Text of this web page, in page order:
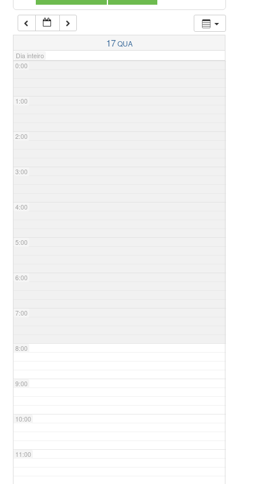
17QUA
Dia inteiro
0:00
1:00
2:00
3:00
4:00
5:00
6:00
7:00
8:00
9:00
10:00
11:00